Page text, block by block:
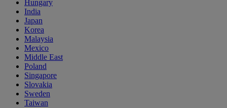
Hungary
India
Japan
Korea
Malaysia
Mexico
Middle East
Poland
Singapore
Slovakia
Sweden
Taiwan